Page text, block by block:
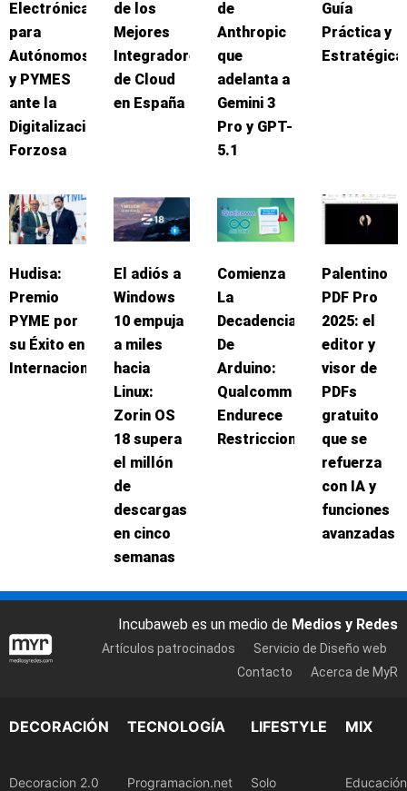
Electrónica
para
Autónomos
y PYMES
ante la
Digitalización
Forzosa
de los
Mejores
Integradores
de Cloud
en España
de
Anthropic
que
adelanta a
Gemini 3
Pro y GPT-
5.1
Guía
Práctica y
Estratégica
Hudisa:
Premio
PYME por
su Éxito en
Internacionalización
El adiós a
Windows
10 empuja
a miles
hacia
Linux:
Zorin OS
18 supera
el millón
de
descargas
en cinco
semanas
Comienza
La
Decadencia
De
Arduino:
Qualcomm
Endurece
Restricciones
Palentino
PDF Pro
2025: el
editor y
visor de
PDFs
gratuito
que se
refuerza
con IA y
funciones
avanzadas
Incubaweb es un medio de Medios y Redes
Artículos patrocinados
Servicio de Diseño web
Contacto
Acerca de MyR
DECORACIÓN
Decoracion 2.0
TECNOLOGÍA
Programacion.net
LIFESTYLE
Solo
MIX
Educación